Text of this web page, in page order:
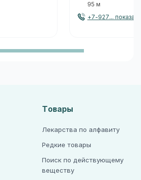
95 м
+7-927... показать
Товары
Лекарства по алфавиту
Редкие товары
Поиск по действующему
веществу